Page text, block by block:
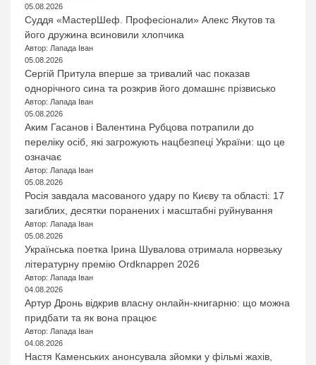
05.08.2026
Суддя «МастерШеф. Професіонали» Алекс Якутов та
його дружина всиновили хлопчика
Автор: Лапада Іван
05.08.2026
Сергій Притула вперше за тривалий час показав
однорічного сина та розкрив його домашнє прізвисько
Автор: Лапада Іван
05.08.2026
Аким Гасанов і Валентина Рубцова потрапили до
переліку осіб, які загрожують нацбезпеці України: що це
означає
Автор: Лапада Іван
05.08.2026
Росія завдала масованого удару по Києву та області: 17
загиблих, десятки поранених і масштабні руйнування
Автор: Лапада Іван
05.08.2026
Українська поетка Ірина Шувалова отримала норвезьку
літературну премію Ordknappen 2026
Автор: Лапада Іван
04.08.2026
Артур Дронь відкрив власну онлайн-книгарню: що можна
придбати та як вона працює
Автор: Лапада Іван
04.08.2026
Настя Каменських анонсувала зйомки у фільмі жахів,